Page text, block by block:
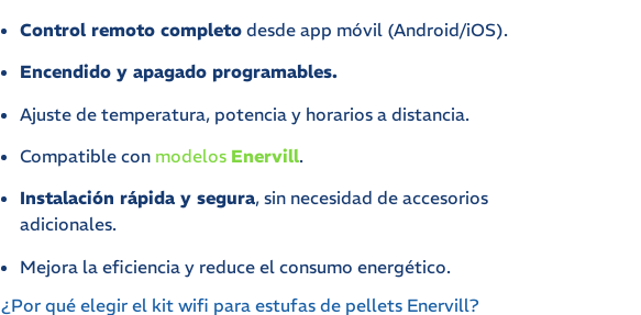
Control remoto completo desde app móvil (Android/iOS).
Encendido y apagado programables.
Ajuste de temperatura, potencia y horarios a distancia.
Compatible con modelos Enervill.
Instalación rápida y segura, sin necesidad de accesorios
adicionales.
Mejora la eficiencia y reduce el consumo energético.
¿Por qué elegir el kit wifi para estufas de pellets Enervill?